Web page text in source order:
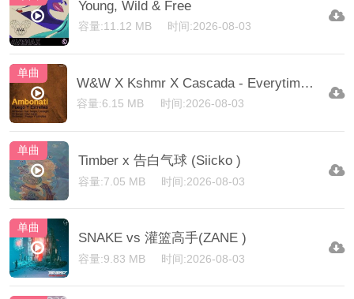
Young, Wild & Free
容量:11.12 MB 时间:2026-08-03
单曲
W&W X Kshmr X Cascada - Everytime We Touch (Dj Arman Aveiru 'Bad' Edit)
容量:6.15 MB 时间:2026-08-03
单曲
Timber x 告白气球 (Siicko )
容量:7.05 MB 时间:2026-08-03
单曲
SNAKE vs 灌篮高手(ZANE )
容量:9.83 MB 时间:2026-08-03